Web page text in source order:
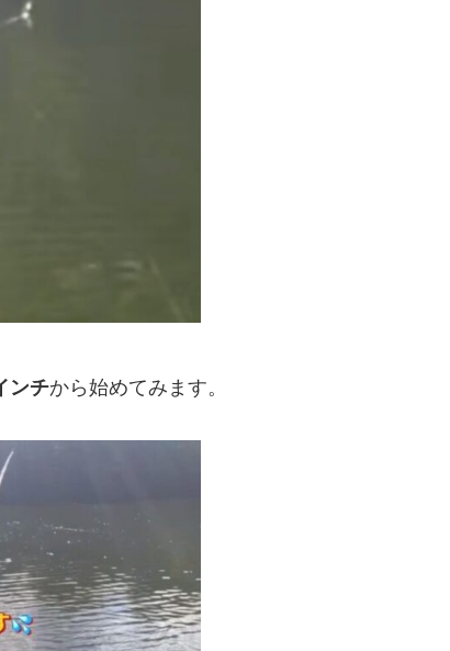
ンチから始めてみます。